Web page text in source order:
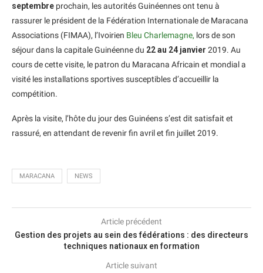
septembre prochain, les autorités Guinéennes ont tenu à
rassurer le président de la Fédération Internationale de Maracana
Associations (FIMAA), l’Ivoirien Bleu Charlemagne, lors de son
séjour dans la capitale Guinéenne du 22 au 24 janvier 2019. Au
cours de cette visite, le patron du Maracana Africain et mondial a
visité les installations sportives susceptibles d’accueillir la
compétition.
Après la visite, l’hôte du jour des Guinéens s’est dit satisfait et
rassuré, en attendant de revenir fin avril et fin juillet 2019.
MARACANA NEWS
Article précédent
Gestion des projets au sein des fédérations : des directeurs
techniques nationaux en formation
Article suivant